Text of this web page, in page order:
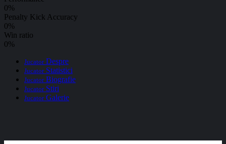
0%
Penalty Kick Accuracy
0%
Win ratio
0%
JucatorDespre
JucatorStatistici
JucatorBiografie
JucatorStiri
JucatorGalerie